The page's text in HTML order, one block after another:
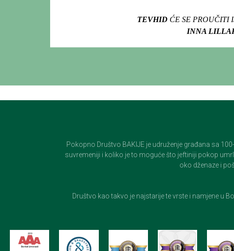
TEVHID ĆE SE PROUČITI
INNA
Pokopno Društvo BAKIJE je udruženje građana sa
suvremeniji i koliko je to moguće što jeftiniji pokop
oko dženaze i
Društvo kao takvo je najstarije te vrste i namjene u